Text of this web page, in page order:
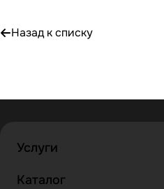
Назад к списку
Услуги
Каталог